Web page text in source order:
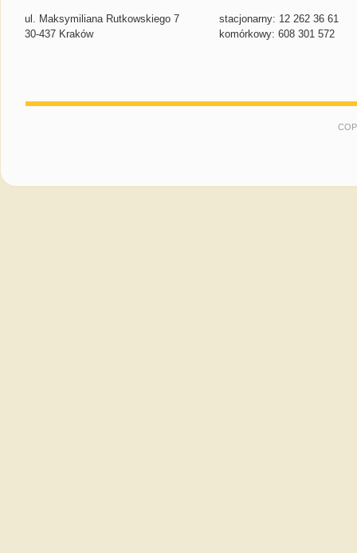
ul. Maksymiliana Rutkowskiego 7
30-437 Kraków
stacjonarny: 12 262 36 61
komórkowy: 608 301 572